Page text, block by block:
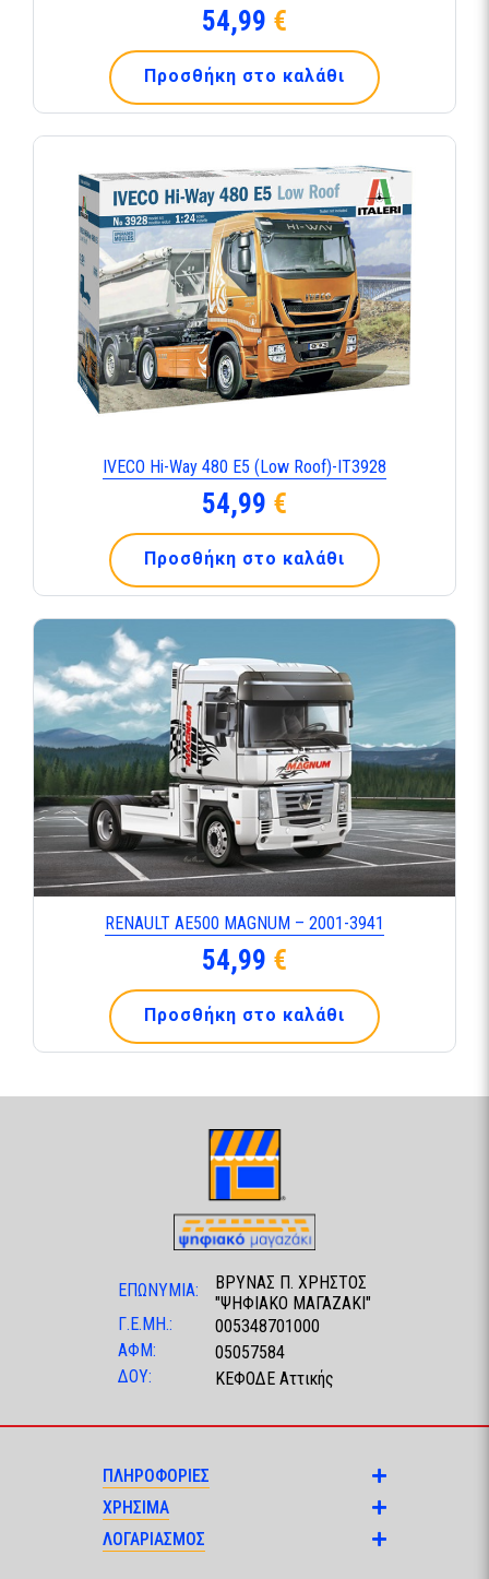
54,99 €
Προσθήκη στο καλάθι
IVECO Hi-Way 480 E5 (Low Roof)-IT3928
54,99 €
Προσθήκη στο καλάθι
RENAULT AE500 MAGNUM – 2001-3941
54,99 €
Προσθήκη στο καλάθι
ΕΠΩΝΥΜΙΑ:
ΒΡΥΝΑΣ Π. ΧΡΗΣΤΟΣ
"ΨΗΦΙΑΚΟ ΜΑΓΑΖΑΚΙ"
Γ.Ε.ΜΗ.:
005348701000
ΑΦΜ:
05057584
ΔΟΥ:
ΚΕΦΟΔΕ Αττικής
ΠΛΗΡΟΦΟΡΙΕΣ
ΧΡΗΣΙΜΑ
ΛΟΓΑΡΙΑΣΜΟΣ